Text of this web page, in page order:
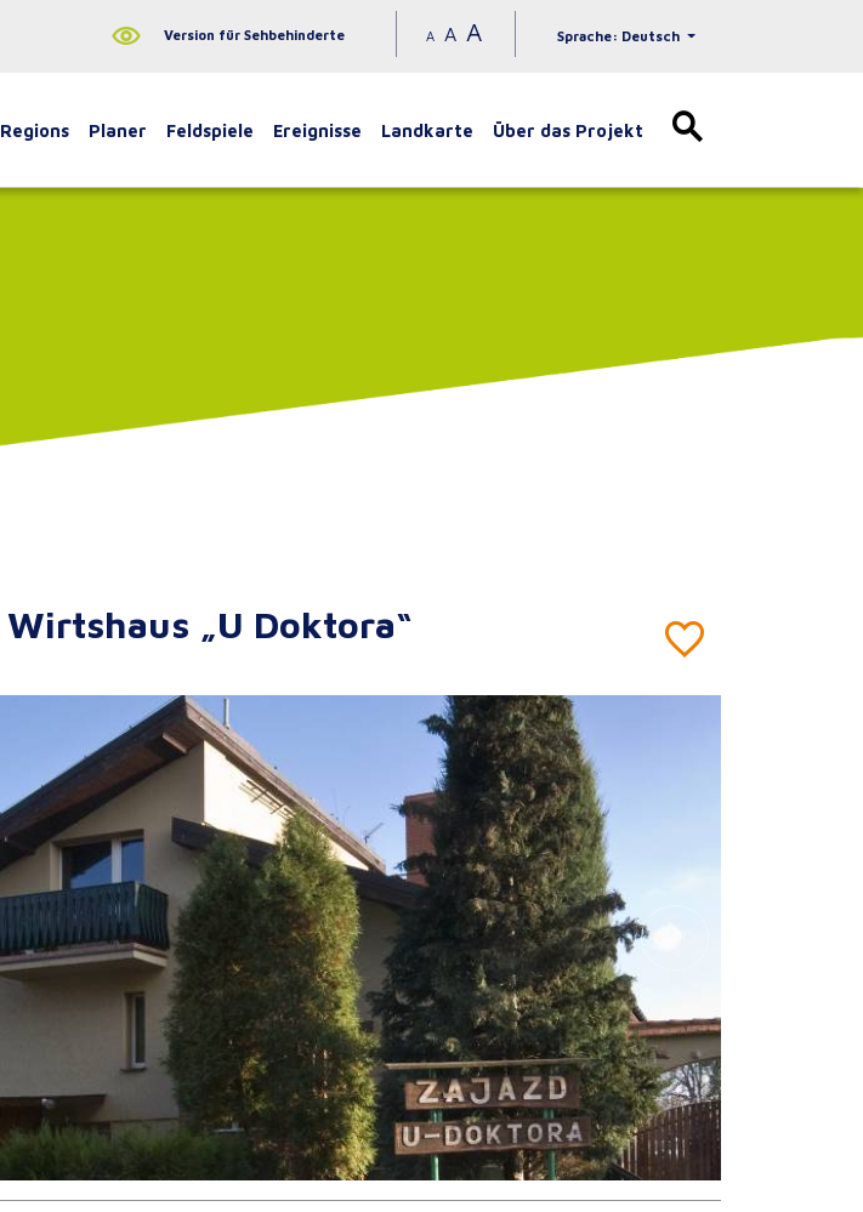
Version für Sehbehinderte A A A Sprache: Deutsch
Regions Planer Feldspiele Ereignisse Landkarte Über das Projekt
Wirtshaus „U Doktora“